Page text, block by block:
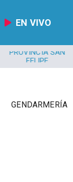
EN VIVO
PROVINCIA SAN
FELIPE
GENDARMERÍA